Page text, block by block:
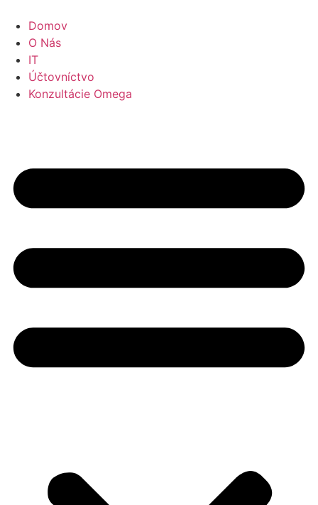
obsah
Domov
O Nás
IT
Účtovníctvo
Konzultácie Omega